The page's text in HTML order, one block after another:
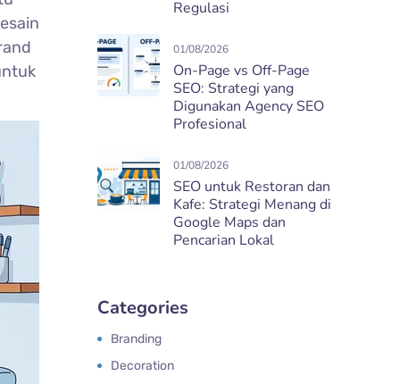
Regulasi
01/08/2026
On-Page vs Off-Page
SEO: Strategi yang
Digunakan Agency SEO
Profesional
01/08/2026
SEO untuk Restoran dan
Kafe: Strategi Menang di
Google Maps dan
Pencarian Lokal
Categories
Branding
Decoration